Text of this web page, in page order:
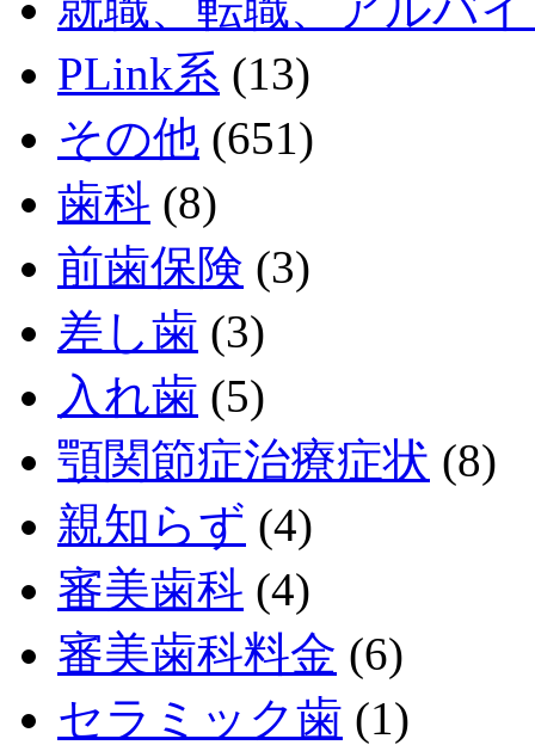
PLink系 (13)
その他 (651)
歯科 (8)
前歯保険 (3)
差し歯 (3)
入れ歯 (5)
顎関節症治療症状 (8)
親知らず (4)
審美歯科 (4)
審美歯科料金 (6)
セラミック歯 (1)